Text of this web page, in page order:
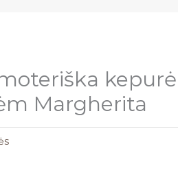
kepurė
Margherita